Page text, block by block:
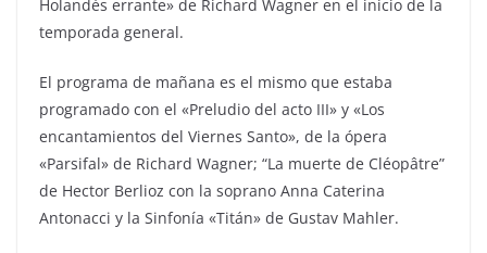
Holandés errante» de Richard Wagner en el inicio de la
temporada general.
El programa de mañana es el mismo que estaba
programado con el «Preludio del acto III» y «Los
encantamientos del Viernes Santo», de la ópera
«Parsifal» de Richard Wagner; “La muerte de Cléopâtre”
de Hector Berlioz con la soprano Anna Caterina
Antonacci y la Sinfonía «Titán» de Gustav Mahler.